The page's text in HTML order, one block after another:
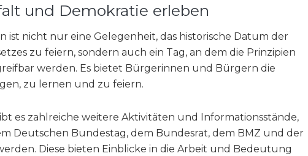
und Demokratie erleben
ist nicht nur eine Gelegenheit, das historische Datum der
zu feiern, sondern auch ein Tag, an dem die Prinzipien
werden. Es bietet Bürgerinnen und Bürgern die
zu lernen und zu feiern.
es zahlreiche weitere Aktivitäten und Informationsstände,
Deutschen Bundestag, dem Bundesrat, dem BMZ und der
Diese bieten Einblicke in die Arbeit und Bedeutung